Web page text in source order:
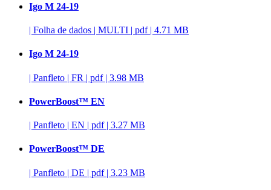
Igo M 24-19
| Folha de dados | MULTI | pdf | 4.71 MB
Igo M 24-19
| Panfleto | FR | pdf | 3.98 MB
PowerBoost™ EN
| Panfleto | EN | pdf | 3.27 MB
PowerBoost™ DE
| Panfleto | DE | pdf | 3.23 MB